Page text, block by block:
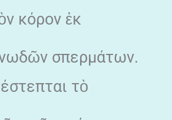
κόρον ἐκ
σπερμάτων.
τὸ